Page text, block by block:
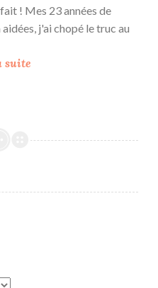
! Mes 23 années de
j'ai chopé le truc au
suite